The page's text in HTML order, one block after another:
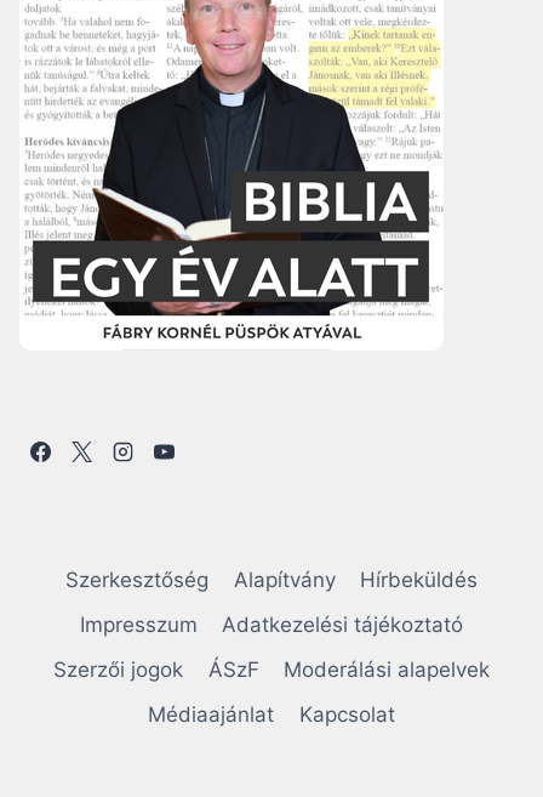
Szerkesztőség Alapítvány
Hírbeküldés
Impresszum
Adatkezelési tájékoztató
Szerzői jogok
ÁSzF
Moderálási alapelvek
Médiaajánlat
Kapcsolat